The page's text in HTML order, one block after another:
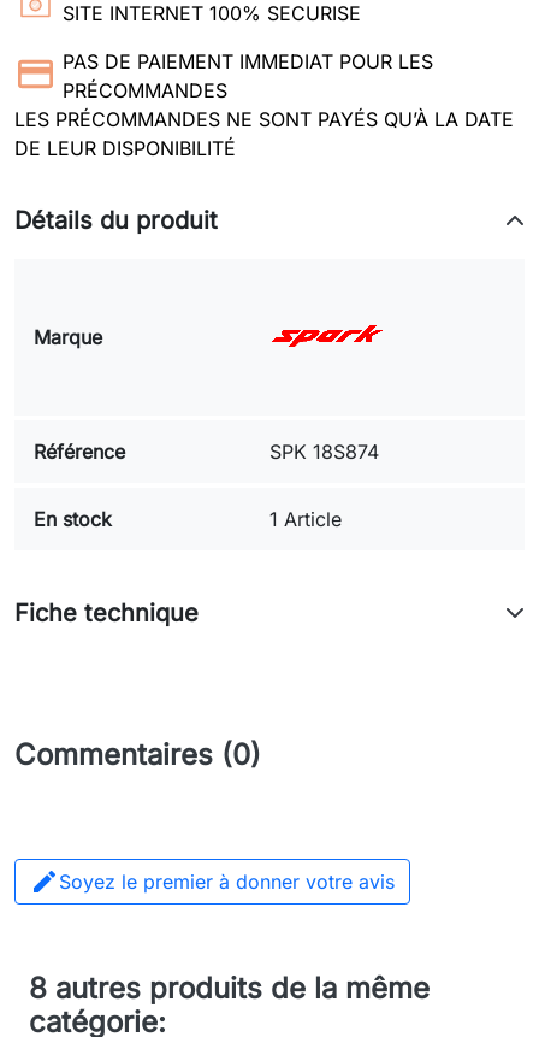
SITE INTERNET 100% SECURISE
PAS DE PAIEMENT IMMEDIAT POUR LES
PRÉCOMMANDES
LES PRÉCOMMANDES NE SONT PAYÉS QU’À LA DATE
DE LEUR DISPONIBILITÉ
Détails du produit
Marque
Référence SPK 18S874
En stock 1 Article
Fiche technique
Commentaires (0)
 Soyez le premier à donner votre avis
8 autres produits de la même
catégorie: